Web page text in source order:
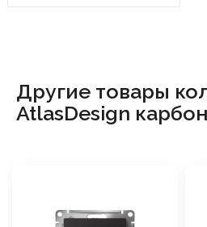
Другие товары
AtlasDesign карбон